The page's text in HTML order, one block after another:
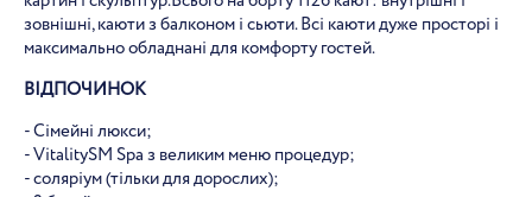
зовнішні, каюти з балконом і сьюти. Всі каюти дуже просторі і
максимально обладнані для комфорту гостей.
ВІДПОЧИНОК
- Сімейні люкси;
- VitalitySM Spa з великим меню процедур;
- соляріум (тільки для дорослих);